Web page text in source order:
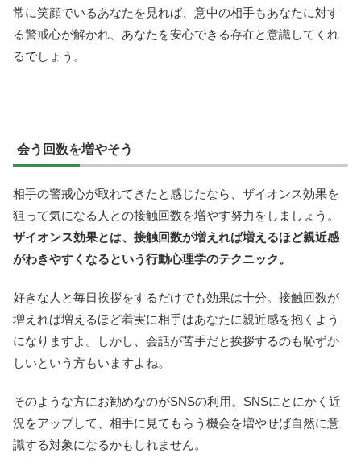
常に笑顔でいるあなたを見れば、意中の相手もあなたに対す
る警戒心が解かれ、あなたを安心できる存在と意識してくれ
るでしょう。
会う回数を増やそう
相手の警戒心が取れてきたと感じたなら、ザイオンス効果を
狙って気になる人との接触回数を増やす努力をしましょう。
ザイオンス効果とは、接触回数が増えれば増えるほど親近感
がわきやすくなるという行動心理学のテクニック。
好きな人と毎日挨拶をするだけでも効果は十分。接触回数が
増えれば増えるほど着実に相手はあなたに親近感を抱くよう
になりますよ。しかし、会話が苦手だと挨拶するのも恥ずか
しいという方もいますよね。
そのような方にお勧めなのがSNSの利用。SNSにとにかく近
況をアップして、相手に見てもらう機会を増やせば自然に意
識する対象になるかもしれません。